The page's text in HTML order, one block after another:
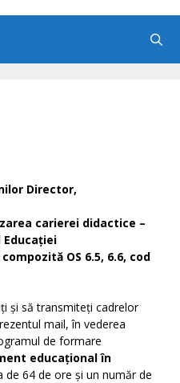
Director,
carierei didactice –
Educației
OS 6.5, 6.6, cod
și să transmiteți cadrelor
mail, în vederea
de formare
educațional în
de 64 de ore și un număr de